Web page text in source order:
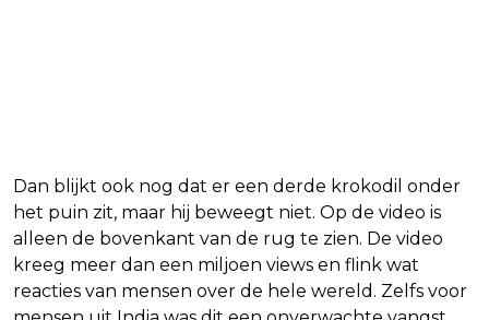
Dan blijkt ook nog dat er een derde krokodil onder
het puin zit, maar hij beweegt niet. Op de video is
alleen de bovenkant van de rug te zien. De video
kreeg meer dan een miljoen views en flink wat
reacties van mensen over de hele wereld. Zelfs voor